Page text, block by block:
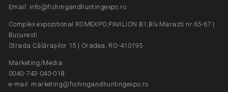
Email: info@fishingandhuntingexpo.ro
Complex expozitional ROMEXPO,PAVILION B1,Blv.Marasti nr.65-67 |
Bucuresti
Strada Călărașilor 15 | Oradea, RO-410195
Marketing/Media:
0040-743-040-018
e-mail: marketing@fishingandhuntingexpo.ro